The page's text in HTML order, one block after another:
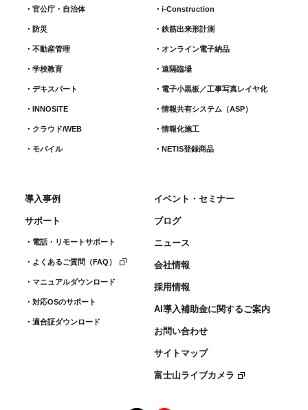
官公庁・自治体
防災
不動産管理
学校教育
デキスパート
INNOSiTE
クラウド/WEB
モバイル
i-Construction
鉄筋出来形計測​
オンライン電子納品
遠隔臨場
電子小黒板／工事写真レイヤ化
情報共有システム（ASP）
情報化施工
NETIS登録商品
導入事例
サポート
電話・リモートサポート
よくあるご質問（FAQ）
マニュアルダウンロード
対応OSのサポート
適合証ダウンロード
イベント・セミナー
ブログ
ニュース
会社情報
採用情報
AI導入補助金に関するご案内
お問い合わせ
サイトマップ
富士山ライブカメラ